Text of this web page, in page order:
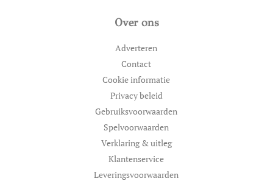
Over ons
Adverteren
Contact
Cookie informatie
Privacy beleid
Gebruiksvoorwaarden
Spelvoorwaarden
Verklaring & uitleg
Klantenservice
Leveringsvoorwaarden